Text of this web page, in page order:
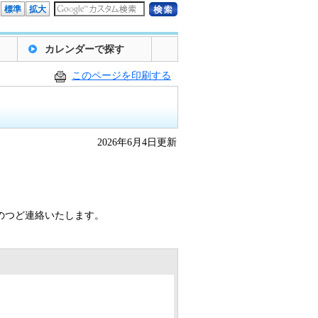
標準 拡大
カレンダーで探す
このページを印刷する
2026年6月4日更新
ど連絡いたします。